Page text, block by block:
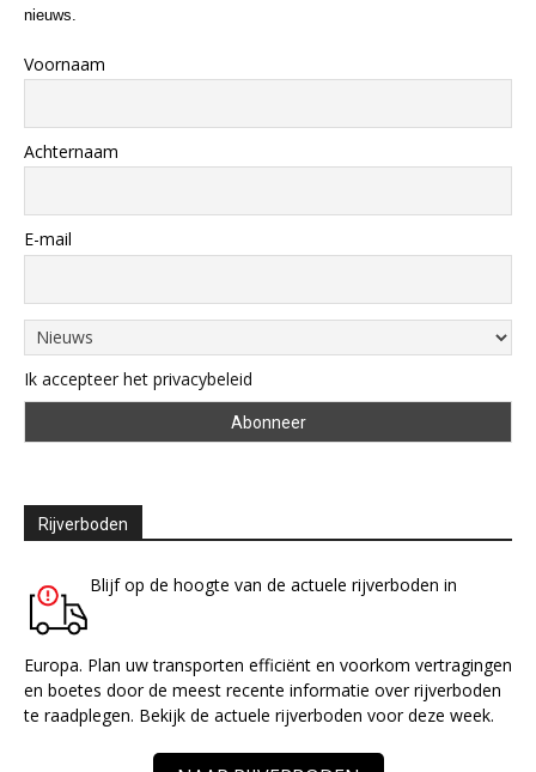
nieuws.
Voornaam
Achternaam
E-mail
Ik accepteer het privacybeleid
Rijverboden
Blijf op de hoogte van de actuele rijverboden in
Europa. Plan uw transporten efficiënt en voorkom vertragingen
en boetes door de meest recente informatie over rijverboden
te raadplegen. Bekijk de actuele rijverboden voor deze week.